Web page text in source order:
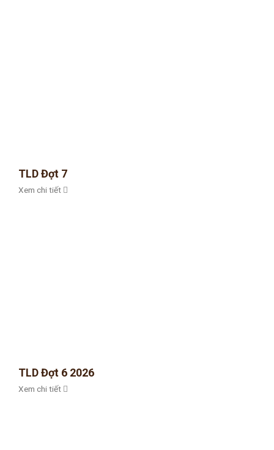
TLD Đợt 7
Xem chi tiết
TLD Đợt 6 2026
Xem chi tiết